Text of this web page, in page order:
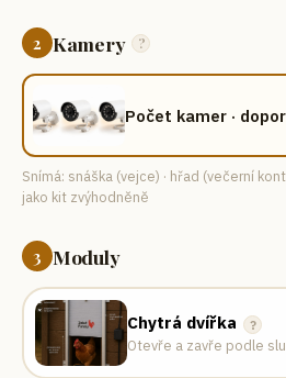
2 Kamery ?
Počet kamer ·
Snímá: snáška (vejce) · hřad (večerní
jako kit zvýhodněně
3 Moduly
Chytrá dvířka ?
Otevře a zavře podle